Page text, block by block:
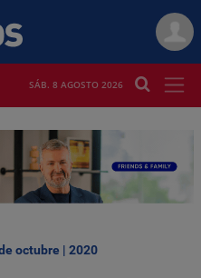
SÁB. 8 AGOSTO 2026
octubre | 2020